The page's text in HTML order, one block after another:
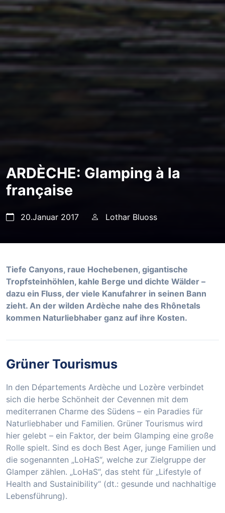
ARDÈCHE: Glamping à la
française
20.Januar 2017 Lothar Bluoss
Tiefe Canyons, raue Hochebenen, gigantische
Tropfsteinhöhlen, kahle Berge und dichte Wälder –
dazu ein Fluss, der viele Kanufahrer in seinen Bann
zieht. An der wilden Ardèche nahe des Rhônetals
kommen Naturliebhaber ganz auf ihre Kosten.
Grüner Tourismus
In den Départements Ardèche und Lozère verbindet
sich die herbe Schönheit der Cevennen mit dem
mediterranen Charme des Südens – ein Paradies für
Naturliebhaber und Familien. Grüner Tourismus wird
hier gelebt – ein Faktor, der beim Glamping eine große
Rolle spielt. Sind es doch Best Ager, junge Familien und
die sogenannten „LoHaS“, welche zur Zielgruppe der
Glamper zählen. „LoHaS“, das steht für „Lifestyle of
Health and Sustainibility“ (dt.: gesunde und nachhaltige
Lebensführung).